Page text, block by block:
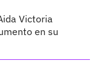
Victoria
en su